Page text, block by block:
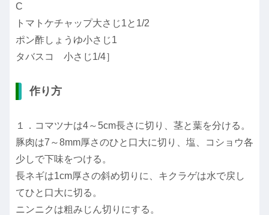
C
トマトケチャップ大さじ1と1/2
ポン酢しょうゆ小さじ1
タバスコ 小さじ1/4］
作り方
１．コマツナは4～5cm長さに切り、茎と葉を分ける。
豚肉は7～8mm厚さのひと口大に切り、塩、コショウ各
少しで下味をつける。
長ネギは1cm厚さの斜め切りに、キクラゲは水で戻し
てひと口大に切る。
ニンニクは粗みじん切りにする。